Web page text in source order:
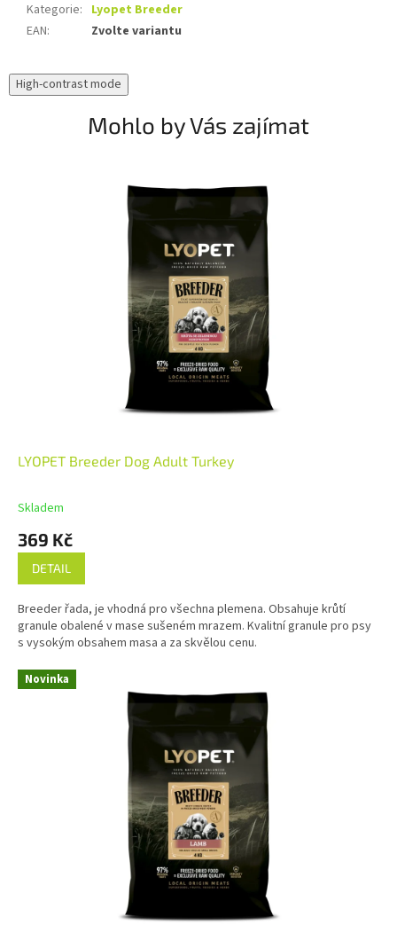
Kategorie: Lyopet Breeder
EAN: Zvolte variantu
High-contrast mode
Mohlo by Vás zajímat
LYOPET Breeder Dog Adult Turkey
Skladem
369 Kč
DETAIL
Breeder řada, je vhodná pro všechna plemena. Obsahuje krůtí
granule obalené v mase sušeném mrazem. Kvalitní granule pro psy
s vysokým obsahem masa a za skvělou cenu.
Novinka